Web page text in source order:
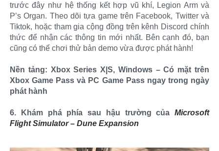
trước đây như hệ thống kết hợp vũ khí, Legion Arm và
P’s Organ. Theo dõi tựa game trên Facebook, Twitter và
Tiktok, hoặc tham gia cộng đồng trên kênh Discord chính
thức để nhận các thông tin mới nhất. Bên cạnh đó, bạn
cũng có thể chơi thử bản demo vừa được phát hành!
Nền tảng: Xbox Series X|S, Windows – Có mặt trên
Xbox Game Pass và PC Game Pass ngay trong ngày
phát hành
6. Khám phá phía sau hậu trường của Microsoft
Flight Simulator – Dune Expansion